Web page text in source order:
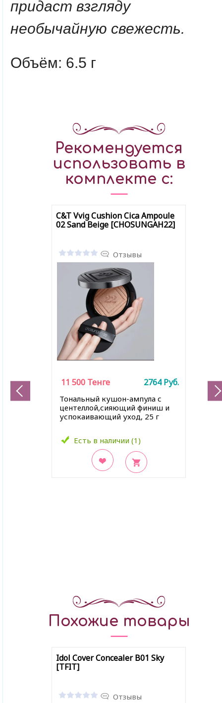
придаст взгляду
необычайную свежесть.
Объём: 6.5 г
Рекомендуется
использовать в
комплекте с:
C&T Vvig Cushion Cica Ampoule
02 Sand Beige [CHOSUNGAH22]
Отзывы
Тональный кушон-ампула с
центеллой,сияющий финиш и
успокаивающий уход, 25 г
Есть в наличии (1)
11 500 Тенге 2764Руб.
Похожие товары
Idol Cover Concealer B01 Sky
[TFIT]
Отзывы